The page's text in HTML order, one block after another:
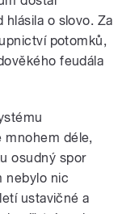
o slovo. Za
potomků,
feudála
mnohem déle,
osudný spor
nebylo nic
ustavičné a